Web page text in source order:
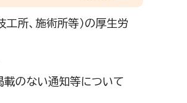
所、施術所等）の厚生労
載のない通知等について